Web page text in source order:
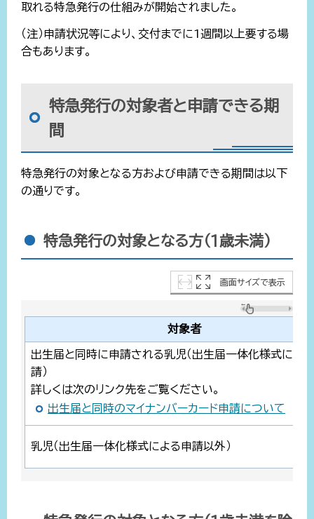
取れる特急発行の仕組みが開始されました。
（注）申請状況等により、交付までに1週間以上要する場
合もあります。
特急発行の対象者と申請できる期
間
特急発行の対象となる方および申請できる期間は以下
の通りです。
特急発行の対象となる方（1歳未満）
画面サイズで表示
対象者
出生届と同時に申請される乳児（出生届一体化様式によ
請）
詳しくは次のリンク先をご覧ください。
出生届と同時のマイナンバーカード申請について
乳児（出生届一体化様式による申請以外）